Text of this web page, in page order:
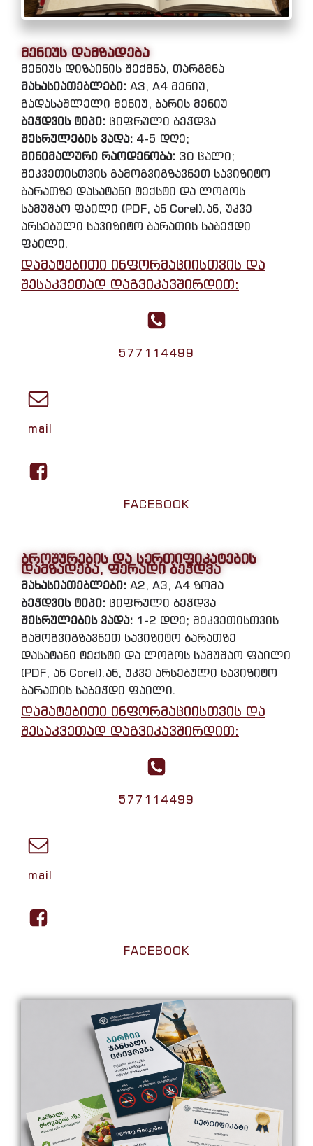
მენიუს დამზადება
მენიუს დიზაინის შექმნა, თარგმნა
მახასიათებლები: A3, A4 მენიუ,
გადასაშლელი მენიუ, ბარის მენიუ
ბეჭდვის ტიპი: ციფრული ბეჭდვა
შესრულების ვადა: 4-5 დღე;
მინიმალური რაოდენობა: 30 ცალი;
შეკვეთისთვის გამოგვიგზავნეთ სავიზიტო
ბარათზე დასატანი ტექსტი და ლოგოს
სამუშაო ფაილი (PDF, ან Corel).ან, უკვე
არსებული სავიზიტო ბარათის საბეჭდი
ფაილი.
დამატებითი ინფორმაციისთვის და
შესაკვეთად დაგვიკავშირდით:
577114499
mail
FACEBOOK
ბროშურების და სერთიფიკატების
დამზადება, ფერადი ბეჭდვა
მახასიათებლები: A2, A3, A4 ზომა
ბეჭდვის ტიპი: ციფრული ბეჭდვა
შესრულების ვადა: 1-2 დღე; შეკვეთისთვის
გამოგვიგზავნეთ სავიზიტო ბარათზე
დასატანი ტექსტი და ლოგოს სამუშაო ფაილი
(PDF, ან Corel).ან, უკვე არსებული სავიზიტო
ბარათის საბეჭდი ფაილი.
დამატებითი ინფორმაციისთვის და
შესაკვეთად დაგვიკავშირდით:
577114499
mail
FACEBOOK